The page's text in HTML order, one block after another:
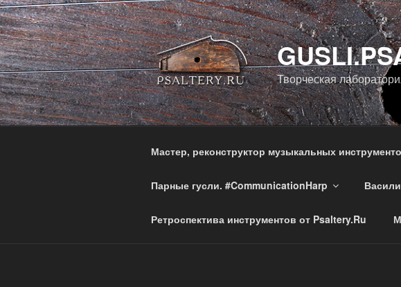
Перейти
к
содержимому
Творческая
Мастер, реконструктор музыкальных
Парные гусли. #CommunicationHarp
Ретроспектива инструментов от Psaltery.Ru